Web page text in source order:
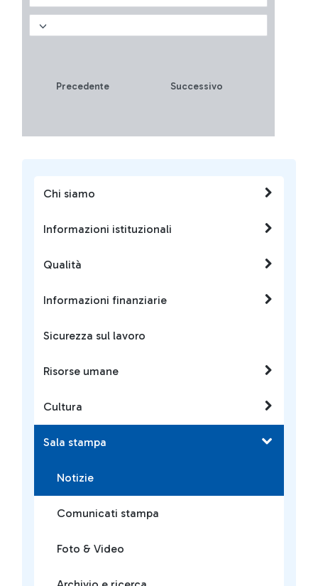
Chi siamo
Informazioni istituzionali
Qualità
Informazioni finanziarie
Sicurezza sul lavoro
Risorse umane
Cultura
Sala stampa
Notizie
Comunicati stampa
Foto & Video
biglietti omaggio?
Precedente Successivo